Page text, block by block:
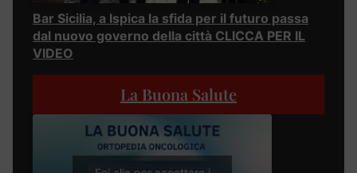
Bar Sicilia, a Ispica la sfida per il futuro passa
dal nuovo governo della città CLICCA PER IL
VIDEO
La Buona Salute